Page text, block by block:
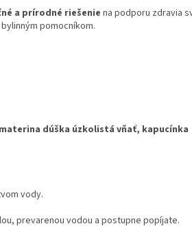
a prírodné riešeniena podporu zdravia
pomocníkom.
dúška úzkolistá vňať, kapucínka
vody.
prevarenou vodou a postupne popíjate.